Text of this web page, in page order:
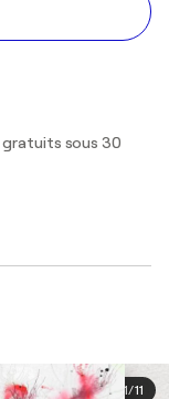
gratuits sous 30
1/11